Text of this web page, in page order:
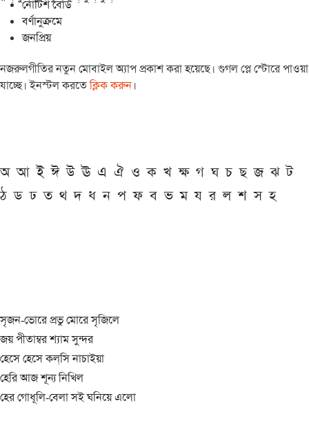
নোটিশ বোর্ড
বর্ণানুক্রমে
জনপ্রিয়
নজরুলগীতির নতুন মোবাইল অ্যাপ প্রকাশ করা হয়েছে। গুগল প্লে স্টোরে পাওয়া
যাচ্ছে। ইনস্টল করতেক্লিক করুন।
অ আ ই ঈ উ ঊ এ ঐ ও ক খ ক্ষ গ ঘ চ ছ জ ঝ ট
ঠ ড ঢ ত থ দ ধ ন প ফ ব ভ ম য র ল শ স হ
সৃজন-ভোরে প্রভু মোরে সৃজিলে
জয় পীতাম্বর শ্যাম সুন্দর
হেসে হেসে কল্‌সি নাচাইয়া
হেরি আজ শূন্য নিখিল
হের গোধূলি-বেলা সই ঘনিয়ে এলো